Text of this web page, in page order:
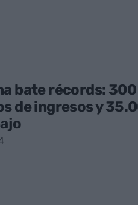
bate récords: 300
de ingresos y